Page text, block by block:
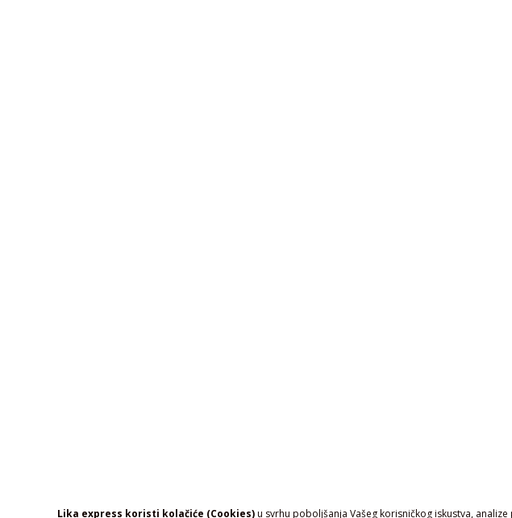
Lika express koristi kolačiće (Cookies)u svrhu poboljšanja Vašeg korisničkog iskustva,